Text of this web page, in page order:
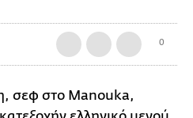
0
σεφ στο Manouka,